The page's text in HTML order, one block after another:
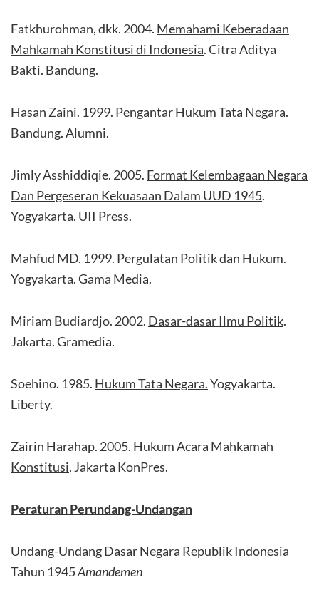
Fatkhurohman, dkk. 2004. Memahami Keberadaan
Mahkamah Konstitusi di Indonesia. Citra Aditya
Bakti. Bandung.
Hasan Zaini. 1999. Pengantar Hukum Tata Negara.
Bandung. Alumni.
Jimly Asshiddiqie. 2005. Format Kelembagaan Negara
Dan Pergeseran Kekuasaan Dalam UUD 1945.
Yogyakarta. UII Press.
Mahfud MD. 1999. Pergulatan Politik dan Hukum.
Yogyakarta. Gama Media.
Miriam Budiardjo. 2002. Dasar-dasar Ilmu Politik.
Jakarta. Gramedia.
Soehino. 1985. Hukum Tata Negara.Yogyakarta.
Liberty.
Zairin Harahap. 2005. Hukum Acara Mahkamah
Konstitusi. Jakarta KonPres.
Peraturan Perundang-Undangan
Undang-Undang Dasar Negara Republik Indonesia
Tahun 1945Amandemen